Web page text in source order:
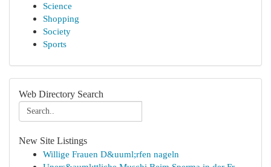
Science
Shopping
Society
Sports
Web Directory Search
New Site Listings
Willige Frauen D&uuml;rfen nageln